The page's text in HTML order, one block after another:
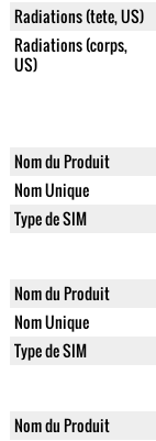
Radiations (tete, US)
Radiations (corps,
US)
Nom du Produit
Nom Unique
Type de SIM
Nom du Produit
Nom Unique
Type de SIM
Nom du Produit